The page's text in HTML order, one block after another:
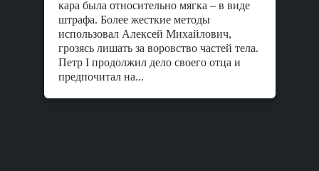
кара была относительно мягка – в виде
штрафа. Более жесткие методы
использовал Алексей Михайлович,
грозясь лишать за воровство частей тела.
Петр I продолжил дело своего отца и
предпочитал на...